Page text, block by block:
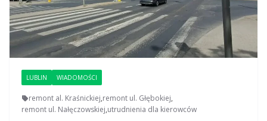
LUBLIN WIADOMOŚCI
remont al. Kraśnickiej,remont ul. Głębokiej,
remont ul. Nałęczowskiej,utrudnienia dla kierowców